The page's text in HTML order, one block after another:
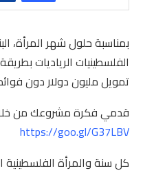
بمناسبة حلول شهر المرأة،
الفلسطينيات الرياديات
تمويل مليون دولار دون
قدمي فكرة مشروعك من
https://goo.gl/G37LBV
كل سنة والمرأة الفلسطينية